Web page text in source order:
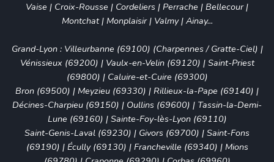
Vaise | Croix-Rousse | Cordeliers | Perrache | Bellecour|
Montchat| Monplaisir| Valmy| Ainay...
Grand-Lyon : Villeurbanne (69100) (Charpennes/ Gratte-Ciel) |
Vénissieux (69200) | Vaulx-en-Velin (69120) | Saint-Priest
(69800) | Caluire-et-Cuire (69300)
Bron (69500) | Meyzieu (69330) | Rillieux-la-Pape (69140) |
Décines-Charpieu (69150) | Oullins (69600) | Tassin-la-Demi-
Lune (69160) | Sainte-Foy-lès-Lyon (69110)
Saint-Genis-Laval (69230) | Givors (69700) | Saint-Fons
(69190) | Écully (69130) | Francheville (69340) | Mions